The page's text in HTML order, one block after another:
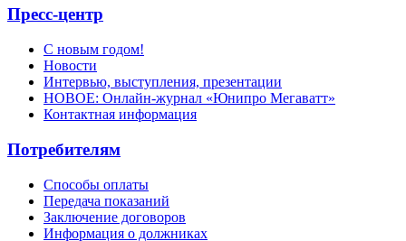
Пресс-центр
С новым годом!
Новости
Интервью, выступления, презентации
НОВОЕ: Онлайн-журнал «Юнипро Мегаватт»
Контактная информация
Потребителям
Способы оплаты
Передача показаний
Заключение договоров
Информация о должниках